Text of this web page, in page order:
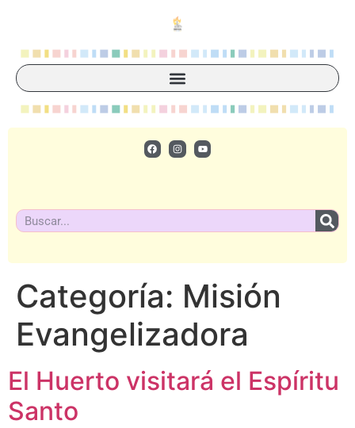
Categoría: Misión
Evangelizadora
El Huerto visitará el Espíritu
Santo